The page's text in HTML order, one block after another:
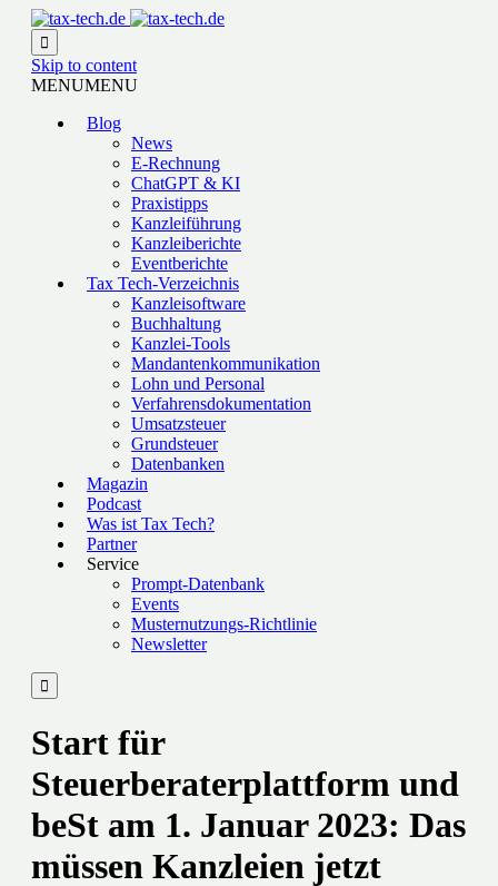

Skip to content
MENUMENU
Blog
News
E-Rechnung
ChatGPT & KI
Praxistipps
Kanzleiführung
Kanzleiberichte
Eventberichte
Tax Tech-Verzeichnis
Kanzleisoftware
Buchhaltung
Kanzlei-Tools
Mandantenkommunikation
Lohn und Personal
Verfahrensdokumentation
Umsatzsteuer
Grundsteuer
Datenbanken
Magazin
Podcast
Was ist Tax Tech?
Partner
Service
Prompt-Datenbank
Events
Musternutzungs-Richtlinie
Newsletter

Start für
Steuerberaterplattform und
beSt am 1. Januar 2023: Das
müssen Kanzleien jetzt